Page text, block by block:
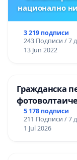
национално
3 219 подписи
243 Подписи / 7
13 Jun 2022
Гражданска
Радомир
5 178 подписи
211 Подписи / 7
1 Jul 2026